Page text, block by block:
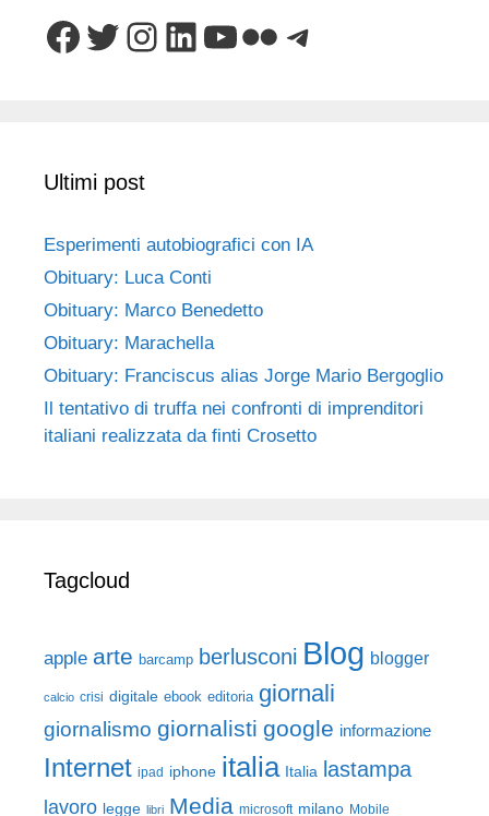
Facebook
Twitter
Instagram
LinkedIn
YouTube
FlickrTelegram
Ultimi post
Esperimenti autobiografici con IA
Obituary: Luca Conti
Obituary: Marco Benedetto
Obituary: Marachella
Obituary: Franciscus alias Jorge Mario Bergoglio
Il tentativo di truffa nei confronti di imprenditori
italiani realizzata da finti Crosetto
Tagcloud
apple arte barcamp berlusconi Blog blogger
calcio crisi digitale ebook editoria giornali
giornalismo giornalisti google informazione
Internet ipad iphone italia Italia lastampa
lavoro legge libri Media microsoft milano Mobile